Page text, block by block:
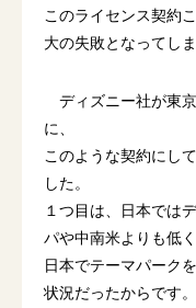
このライセンス契約
大の失敗となってし
ディズニー社が東
に、
このような契約にし
した。
１つ目は、日本では
パや中南米よりも低く
日本でテーマパーク
状況だったからです。